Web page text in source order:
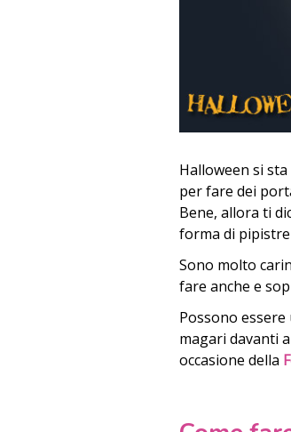
Halloween si
per fare dei
Bene, allora ti
forma di
Sono molto
fare anche e
Possono
magari davanti
occasione della